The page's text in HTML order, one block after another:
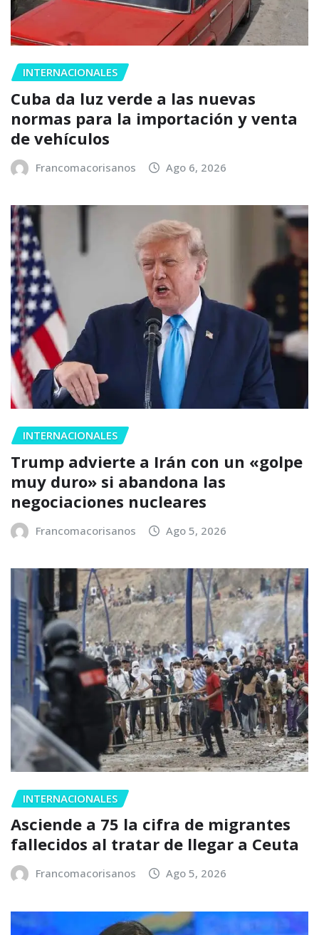
INTERNACIONALES
Cuba da luz verde a las nuevas
normas para la importación y venta
de vehículos
Francomacorisanos Ago 6, 2026
INTERNACIONALES
Trump advierte a Irán con un «golpe
muy duro» si abandona las
negociaciones nucleares
Francomacorisanos Ago 5, 2026
INTERNACIONALES
Asciende a 75 la cifra de migrantes
fallecidos al tratar de llegar a Ceuta
Francomacorisanos Ago 5, 2026